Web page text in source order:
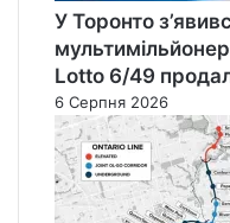
У Торонто
Lotto 6/49
6 Серпня 2026